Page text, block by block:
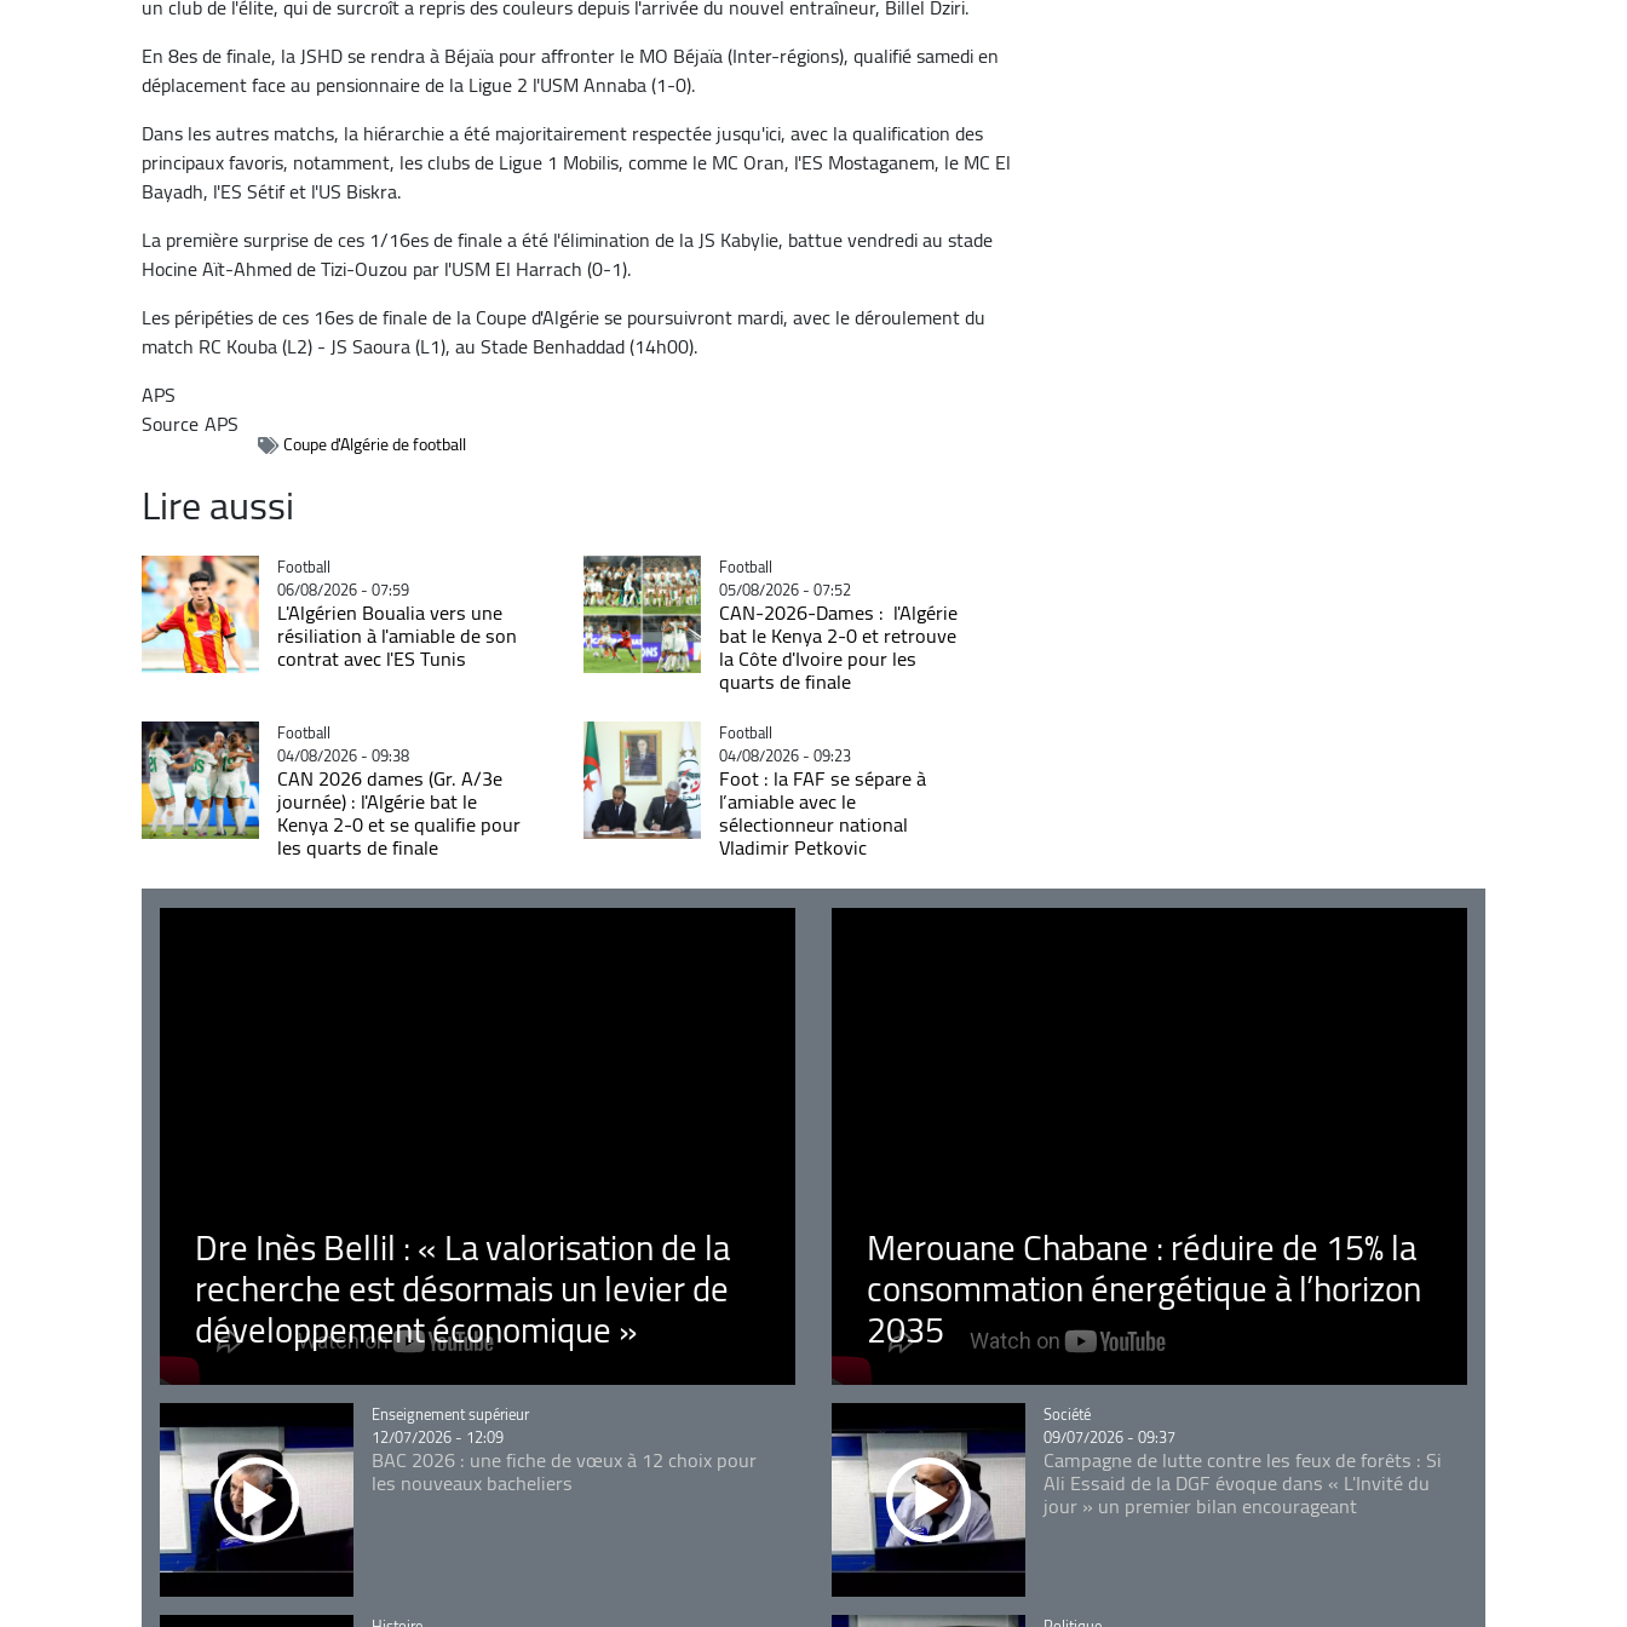
En 8es de finale, la JSHD se rendra à Béjaïa pour affronter le MO Béjaïa (Inter-régions), qualifié samedi en
déplacement face au pensionnaire de la Ligue 2 l'USM Annaba (1-0).
Dans les autres matchs, la hiérarchie a été majoritairement respectée jusqu'ici, avec la qualification des
principaux favoris, notamment, les clubs de Ligue 1 Mobilis, comme le MC Oran, l'ES Mostaganem, le MC El
Bayadh, l'ES Sétif et l'US Biskra.
La première surprise de ces 1/16es de finale a été l'élimination de la JS Kabylie, battue vendredi au stade
Hocine Aït-Ahmed de Tizi-Ouzou par l'USM El Harrach (0-1).
Les péripéties de ces 16es de finale de la Coupe d'Algérie se poursuivront mardi, avec le déroulement du
match RC Kouba (L2) - JS Saoura (L1), au Stade Benhaddad (14h00).
APS
SourceAPS
Coupe d'Algérie de football
Lire aussi
Catégorie
Football
06/08/2026 - 07:59
L'Algérien Boualia vers une
résiliation à l'amiable de son
contrat avec l'ES Tunis
Catégorie
Football
05/08/2026 - 07:52
CAN-2026-Dames : l'Algérie
bat le Kenya 2-0 et retrouve
la Côte d'Ivoire pour les
quarts de finale
Catégorie
Football
04/08/2026 - 09:38
CAN 2026 dames (Gr. A/3e
journée) : l'Algérie bat le
Kenya 2-0 et se qualifie pour
les quarts de finale
Catégorie
Football
04/08/2026 - 09:23
Foot : la FAF se sépare à
l’amiable avec le
sélectionneur national
Vladimir Petkovic
Dre Inès Bellil : « La valorisation de la
recherche est désormais un levier de
développement économique »
Merouane Chabane : réduire de 15% la
consommation énergétique à l’horizon
2035
Catégorie
Enseignement supérieur
12/07/2026 - 12:09
BAC 2026 : une fiche de vœux à 12 choix pour
les nouveaux bacheliers
Catégorie
Société
09/07/2026 - 09:37
Campagne de lutte contre les feux de forêts : Si
Ali Essaid de la DGF évoque dans « L'Invité du
jour » un premier bilan encourageant